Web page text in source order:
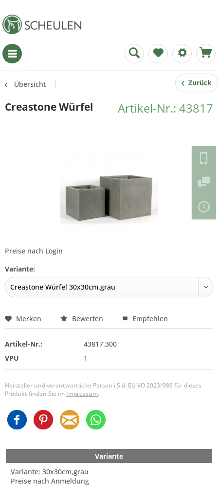
Menü
Übersicht Zurück
Artikel-Nr.: 43817
Creastone Würfel
Preise nach Login
Variante:
Merken Bewerten Empfehlen
Artikel-Nr.:
43817.300
VPU
1
Hersteller und verantwortliche Person i.S.d. EU VO 2023/988 für dieses
Produkt finden Sie im Impressum.
Variante
Variante: 30x30cm,grau
Preise nach Anmeldung